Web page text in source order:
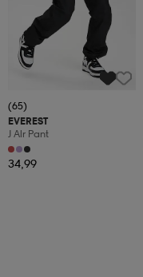
(65)
EVEREST
J Alr Pant
34,99